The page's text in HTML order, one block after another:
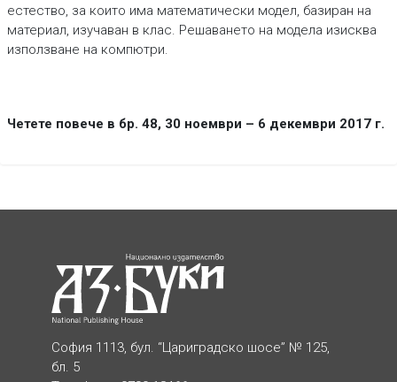
естество, за които има математически модел, базиран на
материал, изучаван в клас. Решаването на модела изисква
използване на компютри.
Четете повече в бр. 48, 30 ноември – 6 декември 2017 г.
София 1113, бул. “Цариградско шосе” № 125,
бл. 5